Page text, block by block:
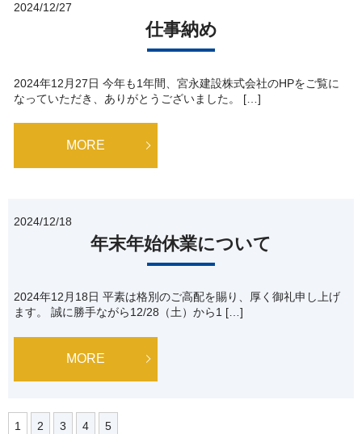
2024/12/27
仕事納め
2024年12月27日 今年も1年間、宮永建設株式会社のHPをご覧に
なっていただき、ありがとうございました。 […]
MORE
2024/12/18
年末年始休業について
2024年12月18日 平素は格別のご高配を賜り、厚く御礼申し上げ
ます。 誠に勝手ながら12/28（土）から1 […]
MORE
1 2 3 4 5